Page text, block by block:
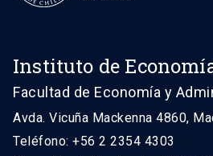
Instituto de
Facultad de Economía y
Avda. Vicuña Mackenna 4860,
Teléfono: +56 2 2354 4303